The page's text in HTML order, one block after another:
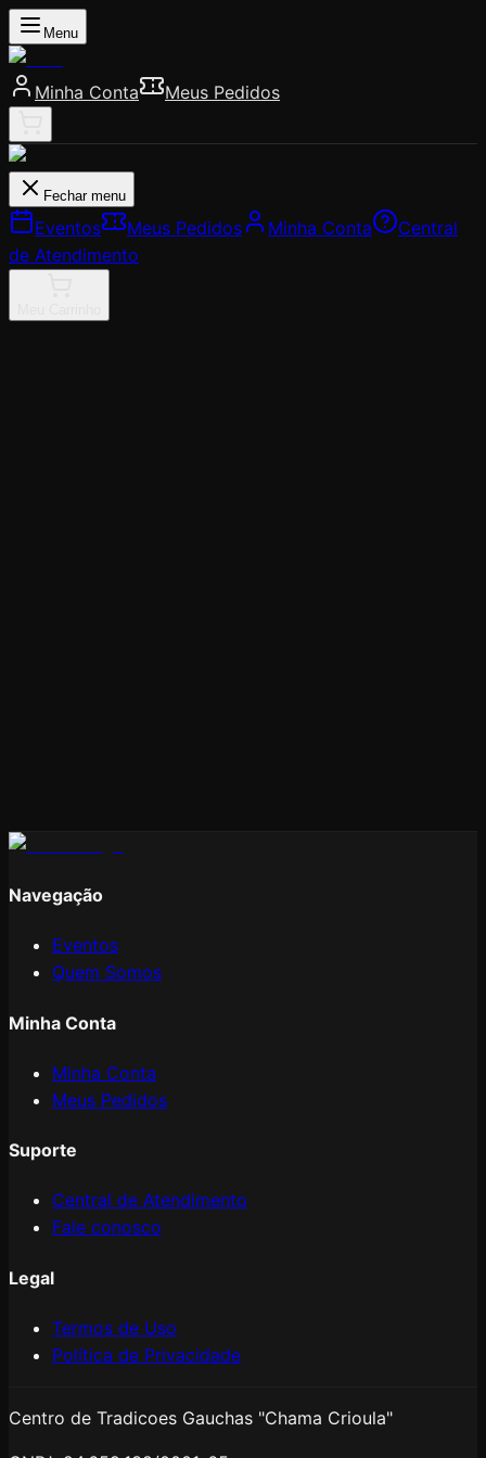
Menu
Minha Conta Meus Pedidos
Fechar menu
Eventos Meus Pedidos Minha Conta
Central
de Atendimento
Navegação
Eventos
Quem Somos
Minha Conta
Minha Conta
Meus Pedidos
Suporte
Central de Atendimento
Fale conosco
Legal
Termos de Uso
Política de Privacidade
Centro de Tradicoes Gauchas "Chama Crioula"